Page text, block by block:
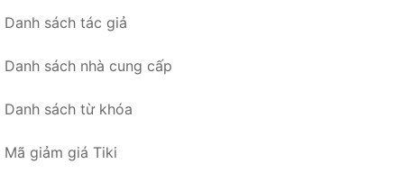
Danh sách tác giả
Danh sách nhà cung cấp
Danh sách từ khóa
Mã giảm giá Tiki